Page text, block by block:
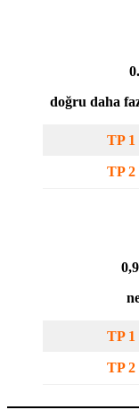
doğru daha
TP 1
TP 2
TP 1
TP 2